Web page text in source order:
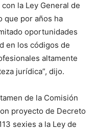
la Ley General de
que por años ha
oportunidades
en los códigos de
altamente
jurídica”, dijo.
de la Comisión
proyecto de Decreto
sexies a la Ley de